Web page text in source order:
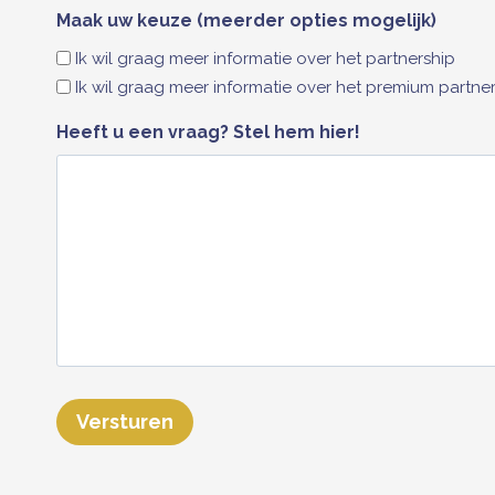
Maak uw keuze (meerder opties mogelijk)
Ik wil graag meer informatie over het partnership
Ik wil graag meer informatie over het premium
Heeft u een vraag? Stel hem hier!
Versturen